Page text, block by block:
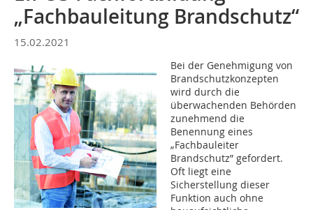
„Fachbauleitung Brandschutz“
15.02.2021
Bei der Genehmigung von
Brandschutzkonzepten
wird durch die
überwachenden Behörden
zunehmend die
Benennung eines
„Fachbauleiter
Brandschutz” gefordert.
Oft liegt eine
Sicherstellung dieser
Funktion auch ohne